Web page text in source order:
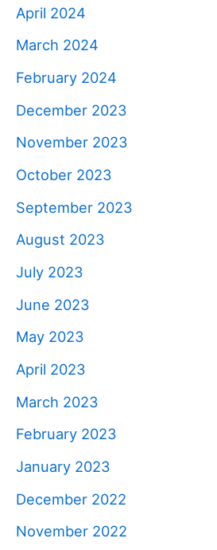
April 2024
March 2024
February 2024
December 2023
November 2023
October 2023
September 2023
August 2023
July 2023
June 2023
May 2023
April 2023
March 2023
February 2023
January 2023
December 2022
November 2022